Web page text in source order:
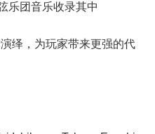
乐团音乐收录其中
绎，为玩家带来更强的代